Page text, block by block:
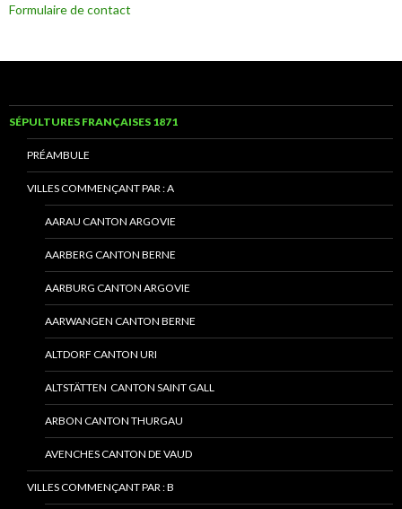
Formulaire de contact
SÉPULTURES FRANÇAISES 1871
PRÉAMBULE
VILLES COMMENÇANT PAR : A
AARAU CANTON ARGOVIE
AARBERG CANTON BERNE
AARBURG CANTON ARGOVIE
AARWANGEN CANTON BERNE
ALTDORF CANTON URI
ALTSTÄTTEN CANTON SAINT GALL
ARBON CANTON THURGAU
AVENCHES CANTON DE VAUD
VILLES COMMENÇANT PAR : B